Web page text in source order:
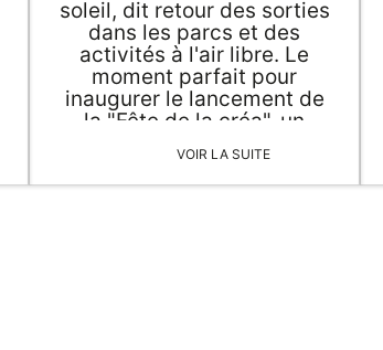
soleil, dit retour des sorties
dans les parcs et des
activités à l'air libre. Le
moment parfait pour
inaugurer le lancement de
la "Fête de la créa", un
évènement qui célèbre la
décoration en papier
originale, mais aussi toutes
VOIR LA SUITE